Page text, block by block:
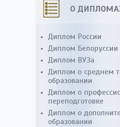
О
Диплом России
Диплом Белоруссии
Диплом ВУЗа
Диплом о среднем
образовании
Диплом о
переподготовке
Диплом о
образовании